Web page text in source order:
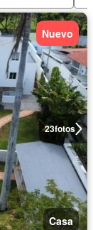
23fotos
Nuevo
Casa